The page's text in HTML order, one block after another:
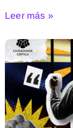
Leer más »